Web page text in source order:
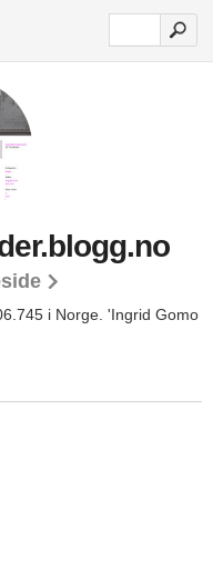
i Norge. 'Ingrid Gomo